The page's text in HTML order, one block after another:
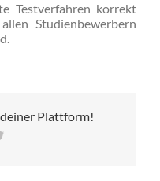
Testverfahren korrekt
Studienbewerbern
Plattform!